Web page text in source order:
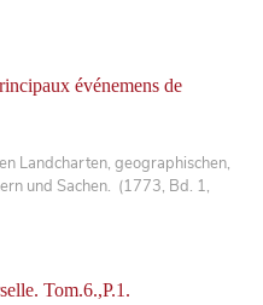
événemens de
Landcharten, geographischen,
und Sachen. (1773, Bd. 1,
Tom.6.,P.1.